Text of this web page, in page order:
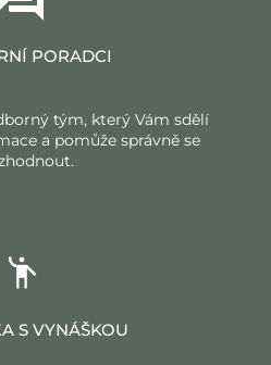
PORADCI
tým, který Vám sdělí
a pomůže správně se
S VYNÁŠKOU